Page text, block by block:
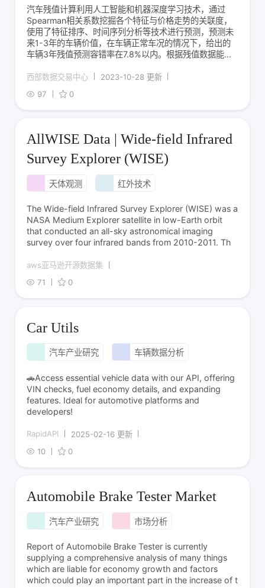
汽车残值计算利用人工智能和机器深度学习技术，通过
Spearman相关系数挖掘各个特征与价格走势的关联度，
使用了特征排序、时间序列分析等技术进行预测，预测未
来1-3年的车辆价值，在车辆正常车况的情况下，给出的
车辆3年残值预测容错率在7.8%以内。根据残值数据能更
首付比例。
西部数据交易中心
2023-10-28 更新
97
0
AllWISE Data | Wide-field Infrared
Survey Explorer (WISE)
天体观测 红外技术
The Wide-field Infrared Survey Explorer (WISE) was a
NASA Medium Explorer satellite in low-Earth orbit
that conducted an all-sky astronomical imaging
survey over four infrared bands from 2010-2011. Th
aws亚马逊开源数据集
71
0
Car Utils
汽车产业研究 车辆数据分析
🚗Access essential vehicle data with our API, offering
VIN checks, fuel economy details, and expanding
features. Ideal for automotive platforms and
developers!
RapidAPI
2025-02-16 更新
10
0
Automobile Brake Tester Market
汽车产业研究 市场分析
Report of Automobile Brake Tester is currently
supplying a comprehensive analysis of many things
which are liable for economy growth and factors
which could play an important part in the increase of t